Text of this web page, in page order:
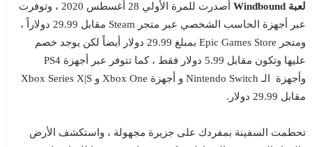
لعبة Windbound
أصدرت للمرة الأولي 28 أغسطس 2020 ، وتوفرت
عبر أجهزة الحاسب الشخصي عبر متجر Steam مقابل 29.99 دولاراً ،
ومتجر Epic Games Store بمبلغ 29.99 دولار أيضاً لكن يوجد خصم
عليها وتكون مقابل 5.99 دولار فقط ، كما تتوفر عبر أجهزة PS4
وأجهزة الـ Nintendo Switch و أجهزة Xbox One و Xbox Series X|S
مقابل 29.99 دولار.
تحطمت السفينة بمفردك على جزيرة مجهولة ، واستكشف الأرض